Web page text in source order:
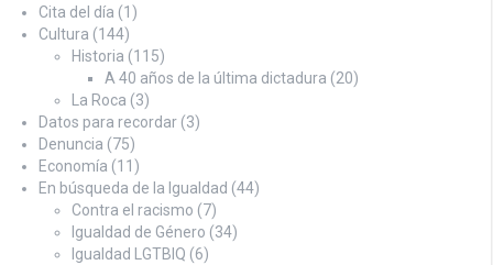
Cita del día (1)
Cultura (144)
Historia (115)
A 40 años de la última dictadura (20)
La Roca (3)
Datos para recordar (3)
Denuncia (75)
Economía (11)
En búsqueda de la Igualdad (44)
Contra el racismo (7)
Igualdad de Género (34)
Igualdad LGTBIQ (6)